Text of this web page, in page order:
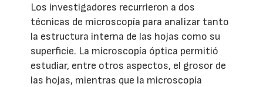
Los investigadores recurrieron a dos
técnicas de microscopía para analizar tanto
la estructura interna de las hojas como su
superficie. La microscopía óptica permitió
estudiar, entre otros aspectos, el grosor de
las hojas, mientras que la microscopía